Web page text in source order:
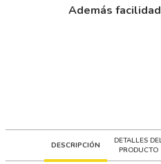
Además
DESCRIPCIÓN
DETALLES
PRODUCTO